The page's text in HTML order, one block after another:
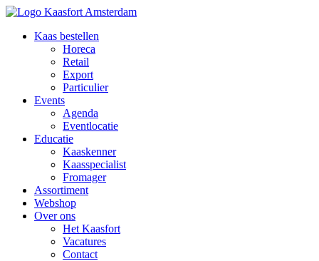
Kaas bestellen
Horeca
Retail
Export
Particulier
Events
Agenda
Eventlocatie
Educatie
Kaaskenner
Kaasspecialist
Fromager
Assortiment
Webshop
Over ons
Het Kaasfort
Vacatures
Contact